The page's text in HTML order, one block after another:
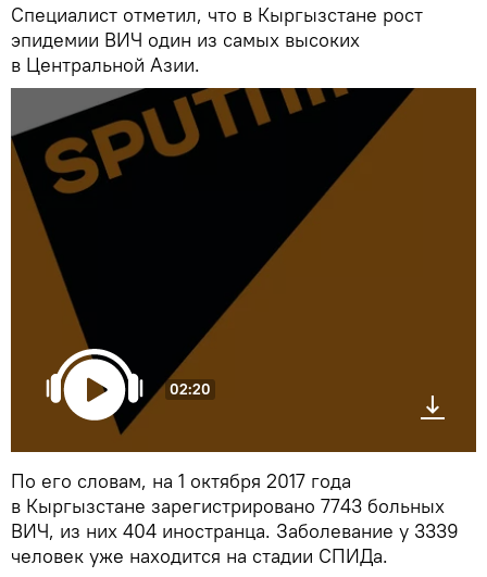
Специалист отметил, что в Кыргызстане рост
эпидемии ВИЧ один из самых высоких
в Центральной Азии.
02:20
По его словам, на 1 октября 2017 года
в Кыргызстане зарегистрировано 7743 больных
ВИЧ, из них 404 иностранца. Заболевание у 3339
человек уже находится на стадии СПИДа.